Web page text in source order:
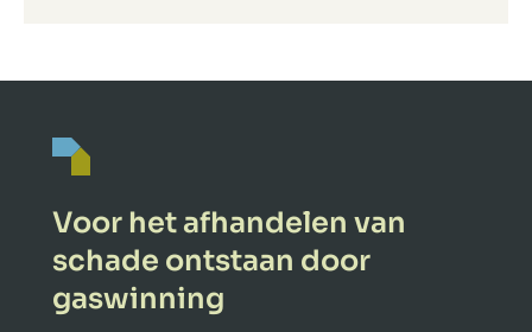
Voor het afhandelen van
schade ontstaan door
gaswinning